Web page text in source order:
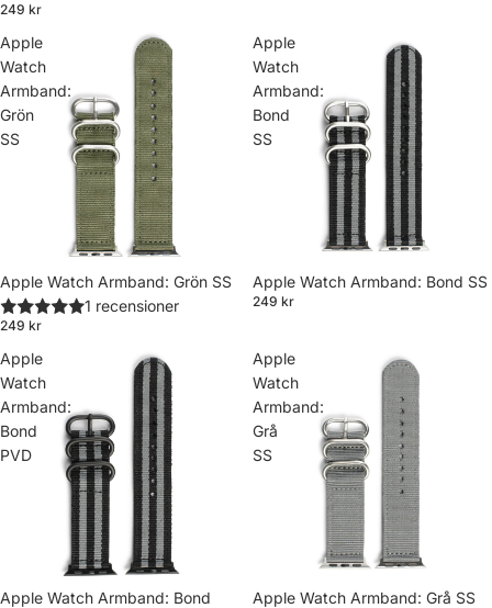
249 kr
Apple
Watch
Armband:
Grön
SS
Apple Watch Armband: Grön SS
1 recensioner
249 kr
Apple
Watch
Armband:
Bond
SS
Apple Watch Armband: Bond SS
249 kr
Apple
Watch
Armband:
Bond
PVD
Apple Watch Armband: Bond
Apple
Watch
Armband:
Grå
SS
Apple Watch Armband: Grå SS